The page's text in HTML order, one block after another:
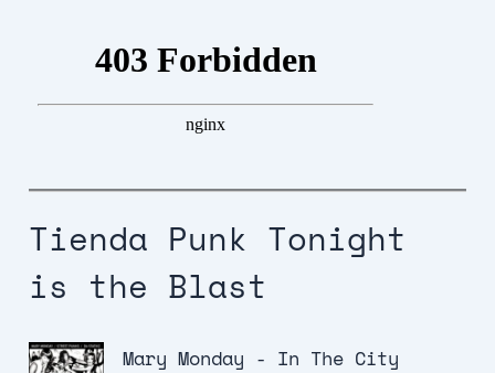
Tienda Punk Tonight
is the Blast
Mary Monday - In The City